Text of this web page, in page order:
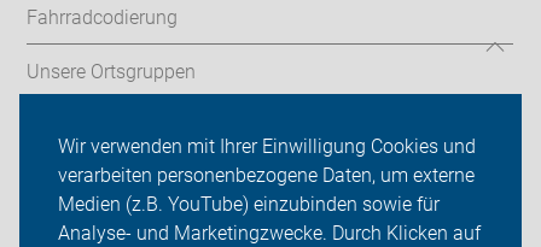
Wir verwenden mit Ihrer Einwilligung Cookies und
verarbeiten personenbezogene Daten, um externe
Medien (z.B. YouTube) einzubinden sowie für
Analyse- und Marketingzwecke. Durch Klicken auf
Fahrradcodierung
Unsere Ortsgruppen
Radfahrschule
Sei dabei